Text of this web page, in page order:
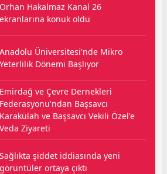
Orhan Hakalmaz Kanal 26
ekranlarına konuk oldu
Anadolu Üniversitesi'nde Mikro
Yeterlilik Dönemi Başlıyor
Emirdağ ve Çevre Dernekleri
Federasyonu'ndan Başsavcı
Karakülah ve Başsavcı Vekili Özel'e
Veda Ziyareti
Sağlıkta şiddet iddiasında yeni
görüntüler ortaya çıktı